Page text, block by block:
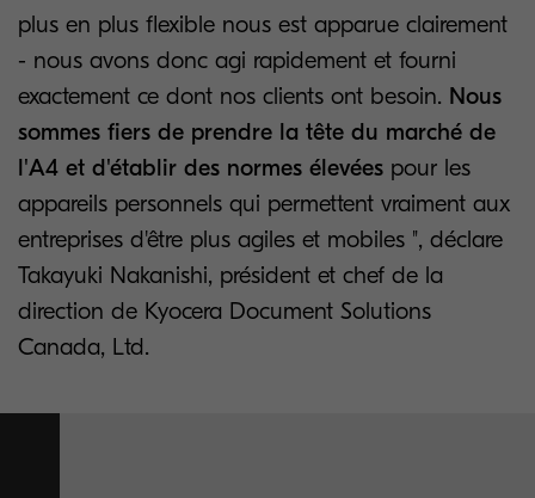
plus en plus flexible nous est apparue clairement
- nous avons donc agi rapidement et fourni
exactement ce dont nos clients ont besoin. Nous
sommes fiers de prendre la tête du marché de
l'A4 et d'établir des normes élevées pour les
appareils personnels qui permettent vraiment aux
entreprises d'être plus agiles et mobiles ", déclare
Takayuki Nakanishi, président et chef de la
direction de Kyocera Document Solutions
Canada, Ltd.